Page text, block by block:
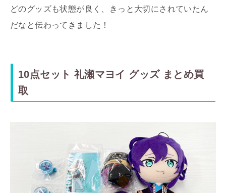
どのグッズも状態が良く、きっと大切にされていたん
だなと伝わってきました！
10点セット 礼瀬マヨイ グッズ まとめ買
取